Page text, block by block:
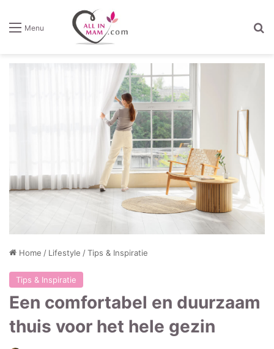
Menu
Home / Lifestyle /Tips & Inspiratie
Tips & Inspiratie
Een comfortabel en duurzaam
thuis voor het hele gezin